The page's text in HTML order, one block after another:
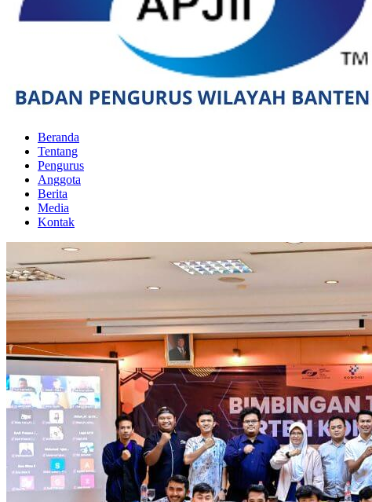
Beranda
Tentang
Pengurus
Anggota
Berita
Media
Kontak